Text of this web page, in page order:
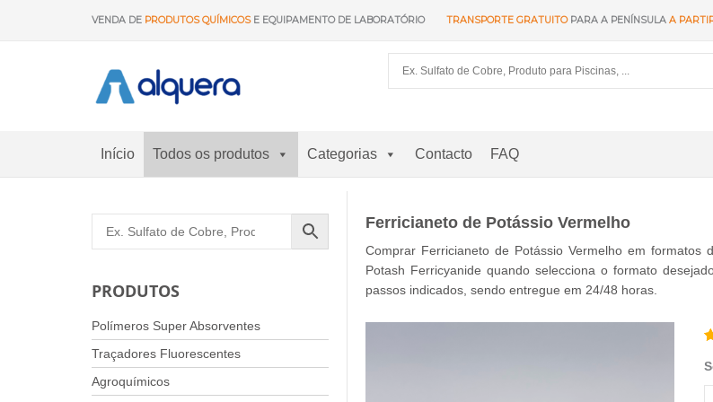
VENDA DE PRODUTOS QUÍMICOSE EQUIPAMENTO DE LABORATÓRIO TRANSPORTE GRATUITOPARA A PENÍNSULA A
Início Todos os produtos Categorias Contacto FAQ
PRODUTOS
Polímeros Super Absorventes
Traçadores Fluorescentes
Agroquímicos
Ferricianeto de Potássio Vermelho
Comprar Ferricianeto de Potássio Vermelho em
Potash Ferricyanide quando selecciona o formato
passos indicados, sendo entregue em 24/48 horas.